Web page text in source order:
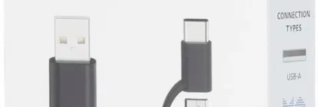
Verkkokaupan hinta
Valitse toimitustapa
Kotiin tai noutopisteeseen